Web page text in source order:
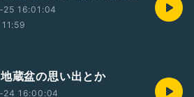
16:01:04
11:59
蔵盆の思い出とか
16:00:04